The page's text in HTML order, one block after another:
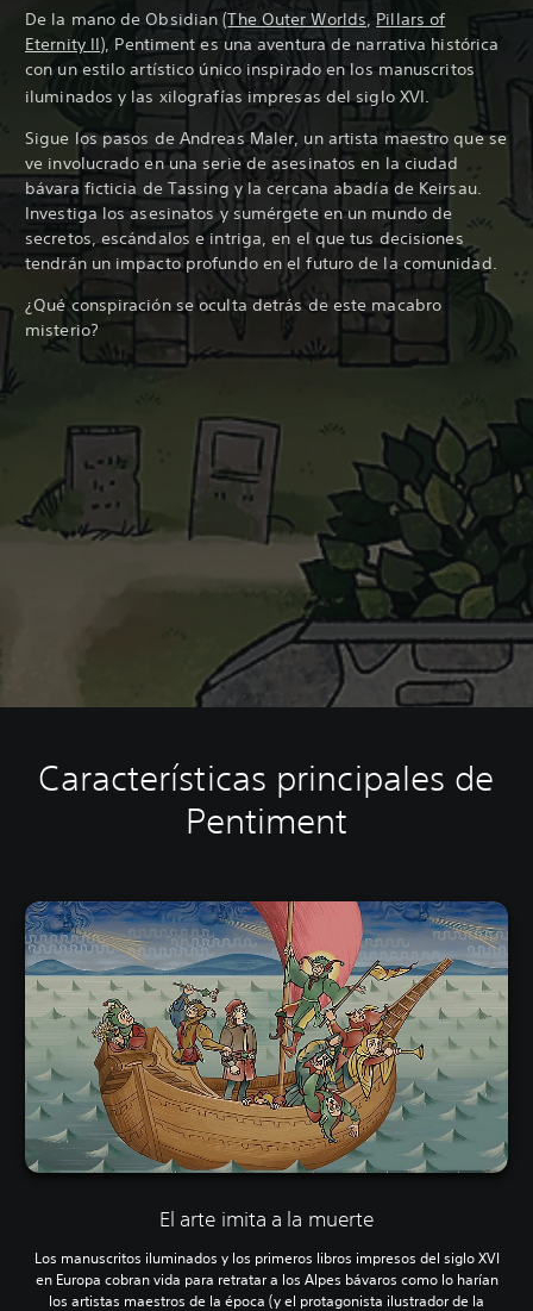
De la mano de Obsidian (The Outer Worlds,Pillars of
Eternity II), Pentiment es una aventura de narrativa histórica
con un estilo artístico único inspirado en los manuscritos
iluminados y las xilografías impresas del siglo XVI
Sigue los pasos de Andreas Maler, un artista maestro que se
ve involucrado en una serie de asesinatos en la ciudad
bávara ficticia de Tassing y la cercana abadía de Keirsau.
Investiga los asesinatos y sumérgete en un mundo de
secretos, escándalos e intriga, en el que tus decisiones
tendrán un impacto profundo en el futuro de la comunidad.
¿Qué conspiración se oculta detrás de este macabro
misterio?
Características principales de
Pentiment
El arte imita a la muerte
Los manuscritos iluminados y los primeros libros impresos del siglo XVI
en Europa cobran vida para retratar a los Alpes bávaros como lo harían
los artistas maestros de la época (y el protagonista ilustrador de la